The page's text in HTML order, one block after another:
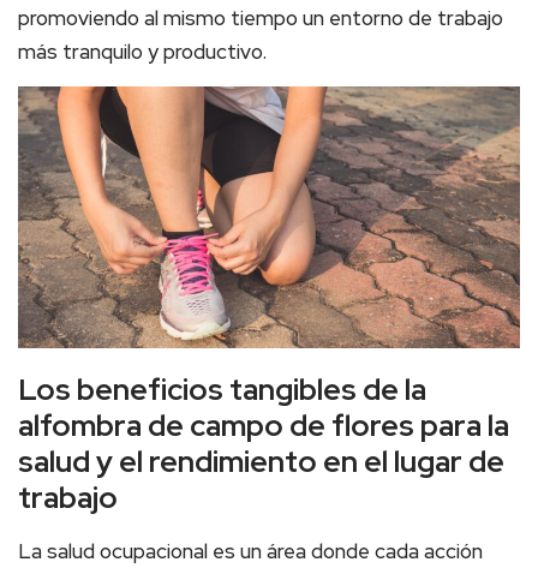
promoviendo al mismo tiempo un entorno de trabajo
más tranquilo y productivo.
Los beneficios tangibles de la
alfombra de campo de flores para la
salud y el rendimiento en el lugar de
trabajo
La salud ocupacional es un área donde cada acción